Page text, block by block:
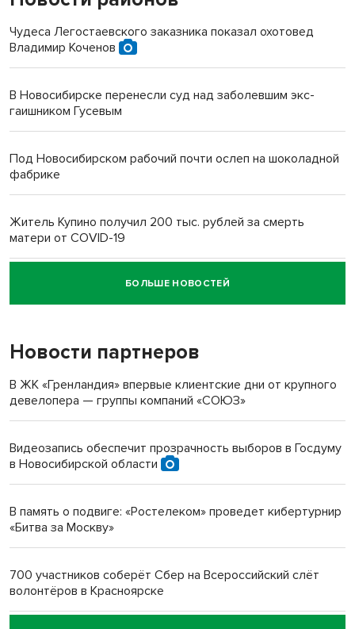
Чудеса Легостаевского заказника показал охотовед
Владимир Коченов
В Новосибирске перенесли суд над заболевшим экс-
гаишником Гусевым
Под Новосибирском рабочий почти ослеп на шоколадной
фабрике
Житель Купино получил 200 тыс. рублей за смерть
матери от COVID-19
Новосибирский суд наказал водителя за смерть
пенсионерки на вокзале
«Мы живём на пастбище!»: в новосибирском селе лошади
терроризируют жителей
Новосибирский преподаватель с женой вошли в топ-16
БОЛЬШЕ НОВОСТЕЙ
Новости партнеров
В ЖК «Гренландия» впервые клиентские дни от крупного
девелопера — группы компаний «СОЮЗ»
Видеозапись обеспечит прозрачность выборов в Госдуму
в Новосибирской области
В память о подвиге: «Ростелеком» проведет кибертурнир
«Битва за Москву»
700 участников соберёт Сбер на Всероссийский слёт
волонтёров в Красноярске